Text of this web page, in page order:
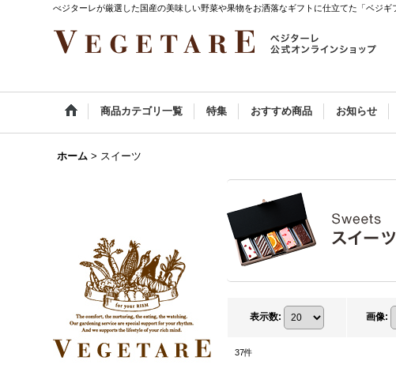
べジターレが厳選した国産の美味しい野菜や果物をお洒落なギフトに仕立てた「ベジギ
商品カテゴリ一覧 特集 おすすめ商品 お知らせ
ホーム > スイーツ
表示数: 画像:
37件